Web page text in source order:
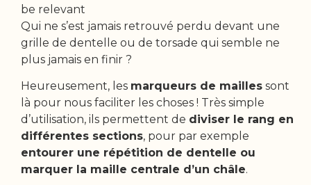
be relevant
Qui ne s’est jamais retrouvé perdu devant une
grille de dentelle ou de torsade qui semble ne
plus jamais en finir ?
Heureusement, les marqueurs de mailles sont
là pour nous faciliter les choses ! Très simple
d’utilisation, ils permettent de diviser le rang en
différentes sections, pour par exemple
entourer une répétition de dentelle ou
marquer la maille centrale d’un châle.